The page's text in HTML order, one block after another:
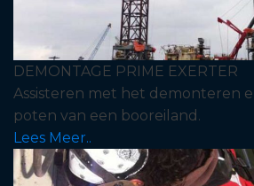
DEMONTAGE PRIME EXERTER
Assisteren met het demonteren
poten van een booreiland.
Lees Meer..